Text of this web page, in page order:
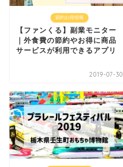
節約お得情報
【ファンくる】副業モニター
｜外食費の節約やお得に商品
サービスが利用できるアプリ
2019-07-30